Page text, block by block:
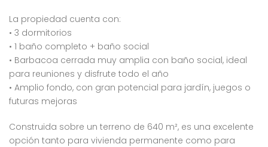
La propiedad cuenta con:
• 3 dormitorios
• 1 baño completo + baño social
• Barbacoa cerrada muy amplia con baño social, ideal
para reuniones y disfrute todo el año
• Amplio fondo, con gran potencial para jardín, juegos o
futuras mejoras
Construida sobre un terreno de 640 m², es una excelente
opción tanto para vivienda permanente como para